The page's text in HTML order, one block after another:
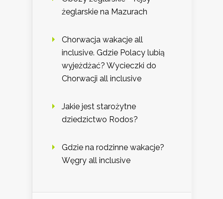
żeglarskie na Mazurach
Chorwacja wakacje all
inclusive. Gdzie Polacy lubią
wyjeżdżać? Wycieczki do
Chorwacji all inclusive
Jakie jest starożytne
dziedzictwo Rodos?
Gdzie na rodzinne wakacje?
Węgry all inclusive